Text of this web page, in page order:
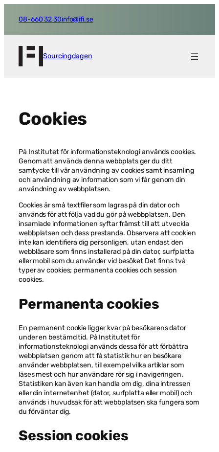
08-660 32 30info@ifi.se
Sourcingdagen
Cookies
På Institutet för informationsteknologi används cookies.
Genom att använda denna webbplats ger du ditt
samtycke till vår användning av cookies samt insamling
och användning av information som vi får genom din
användning av webbplatsen.
Cookies är små textfiler som lagras på din dator och
används för att följa vad du gör på webbplatsen. Den
insamlade informationen syftar främst till att utveckla
webbplatsen och dess prestanda. Observera att cookien
inte kan identifiera dig personligen, utan endast den
webbläsare som finns installerad på din dator, surfplatta
eller mobil som du använder vid besöket Det finns två
typer av cookies; permanenta cookies och session
cookies.
Permanenta cookies
En permanent cookie ligger kvar på besökarens dator
under en bestämd tid. På Institutet för
informationsteknologi används dessa för att förbättra
webbplatsen genom att få statistik hur en besökare
använder webbplatsen, till exempel vilka artiklar som
läses mest och hur användare rör sig i navigeringen.
Statistiken kan även kan handla om dig, dina intressen
eller din internetenhet (dator, surfplatta eller mobil) och
används i huvudsak för att webbplatsen ska fungera som
du förväntar dig.
Session cookies
Dessa kakor
går inte att
behövs för
att hemsidan
över huvud
taget ska
fungera.
Statistik
För att vi ska
kunna
förbättra
funktionalitet
och